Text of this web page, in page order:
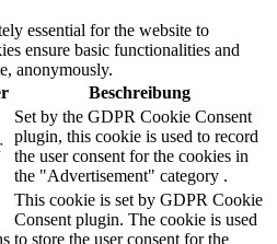
essential for the website to
ensure basic functionalities and
anonymously.
Beschreibung
Set by the GDPR Cookie Consent
plugin, this cookie is used to record
the user consent for the cookies in
the "Advertisement" category .
This cookie is set by GDPR Cookie
Consent plugin. The cookie is used
to store the user consent for the